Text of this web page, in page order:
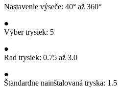
Nastavenie výseče: 40° až 360°
●
Výber trysiek: 5
●
Rad trysiek: 0.75 až 3.0
●
Štandardne nainštalovaná tryska: 1.5